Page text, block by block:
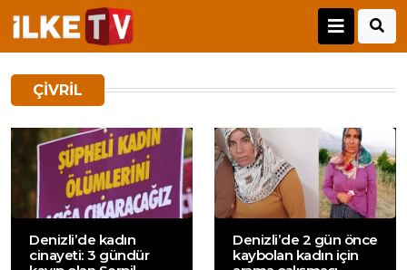
ÇIVRIL
Denizli’de kadın
cinayeti: 3 gündür
Denizli’de 2 gün önce
kaybolan kadın için